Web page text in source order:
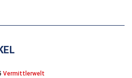
Vermittlerwelt